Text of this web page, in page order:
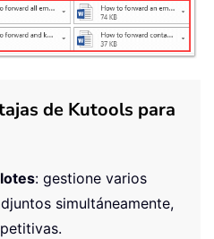
de Kutools para
: gestione varios
simultáneamente,